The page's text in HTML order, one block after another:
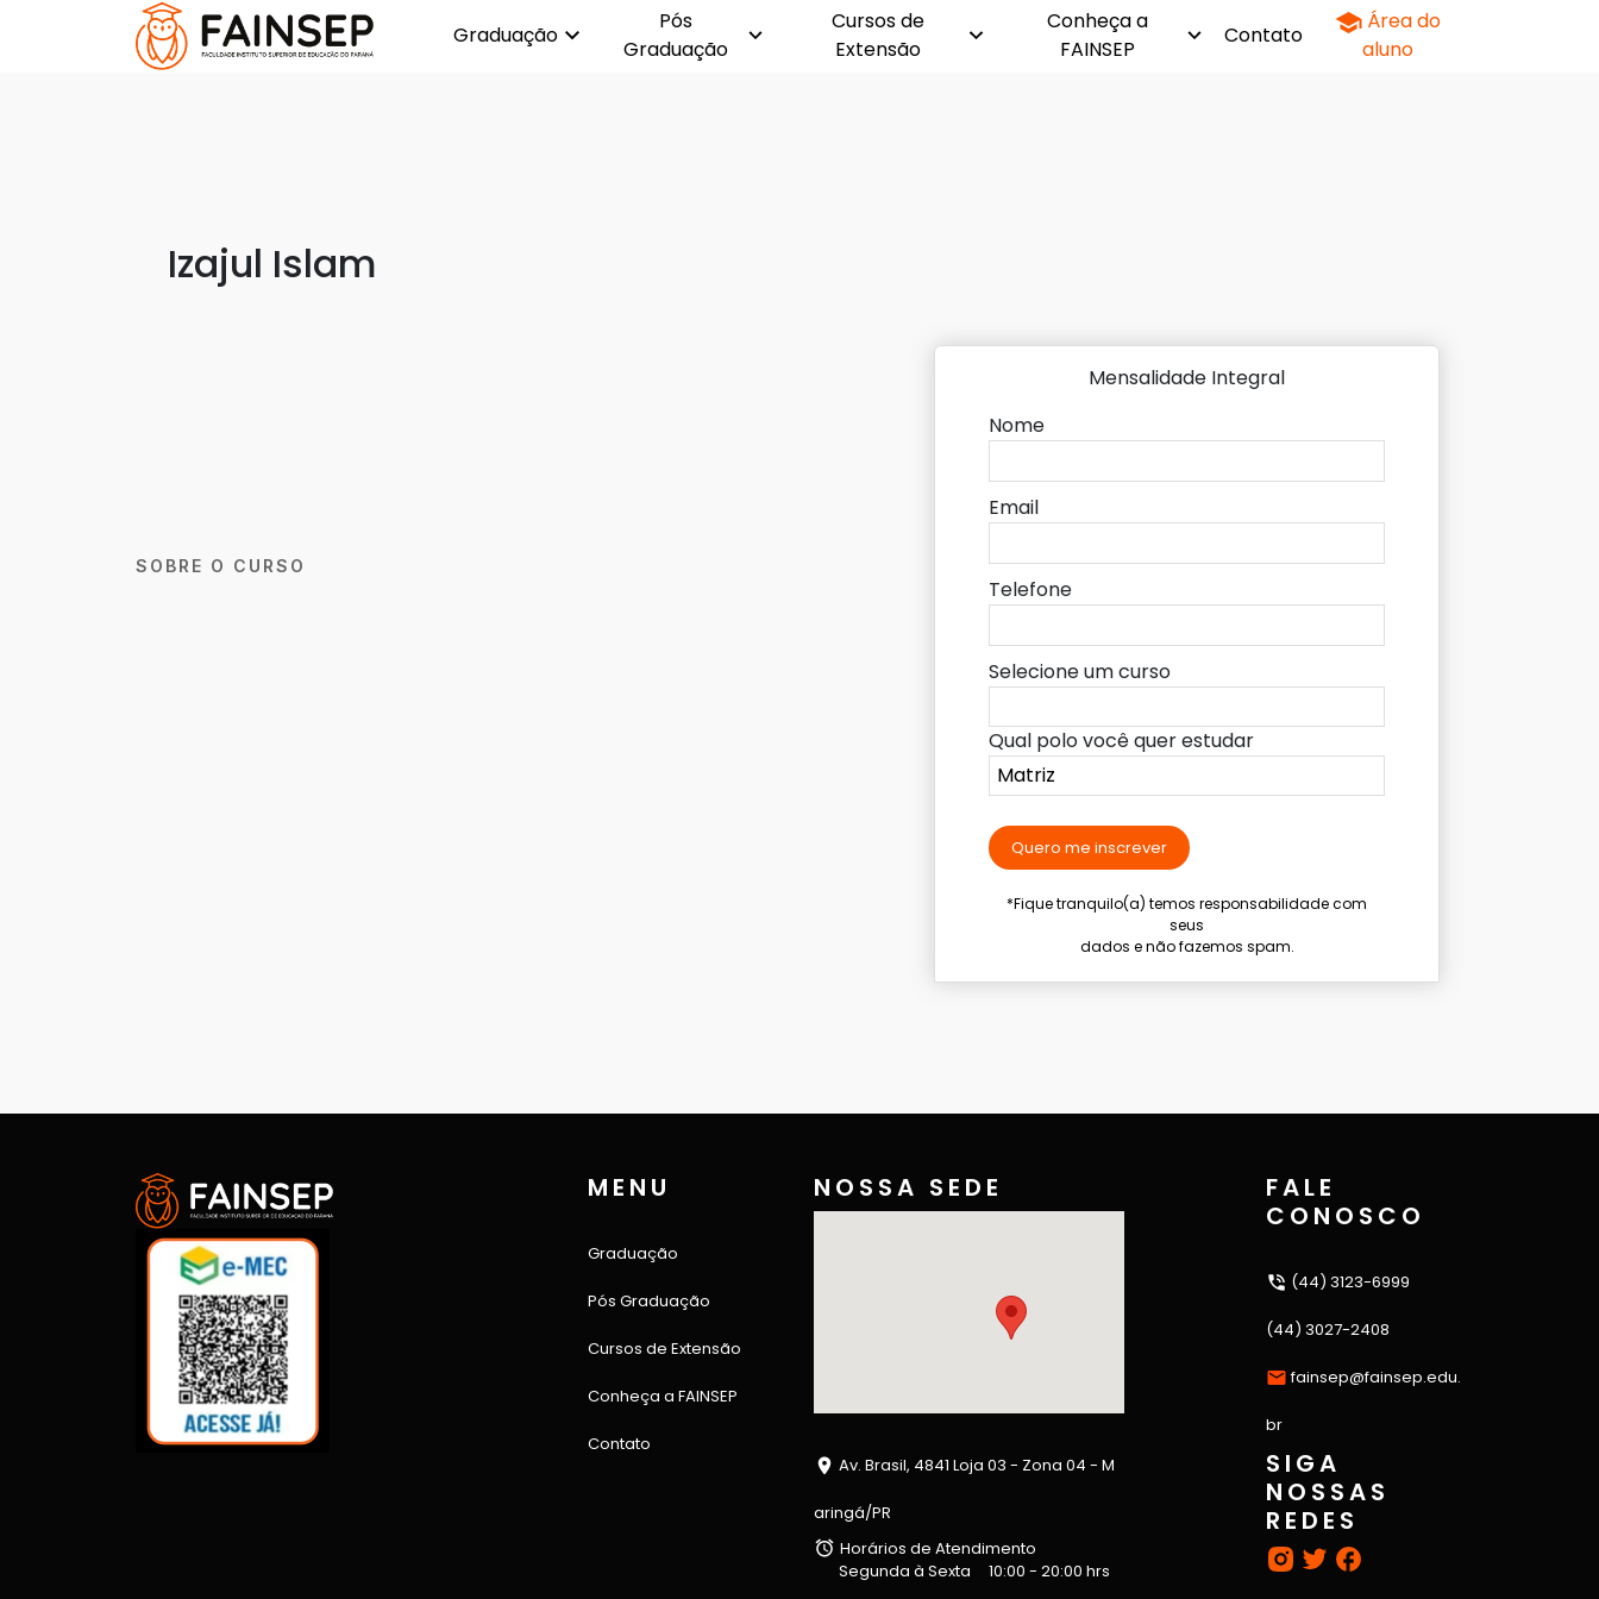
Graduação
Pós
Graduação
Cursos de
Extensão
Conheça a
FAINSEP
Contato
Área do
aluno
Izajul Islam
SOBRE O CURSO
Mensalidade Integral
Nome
Email
Telefone
Selecione um curso
Qual polo você quer estudar
Quero me inscrever
*Fique tranquilo(a) temos responsabilidade com
seus
dados e não fazemos spam.
MENU
Graduação
Pós Graduação
Cursos de Extensão
Conheça a FAINSEP
Contato
NOSSA SEDE
Av. Brasil, 4841 Loja 03 - Zona 04 - M
aringá/PR
Horários de Atendimento
Segunda à Sexta
10:00 - 20:00 hrs
FALE
CONOSCO
(44) 3123-6999
(44) 3027-2408
fainsep@fainsep.edu.
br
SIGA
NOSSAS
REDES